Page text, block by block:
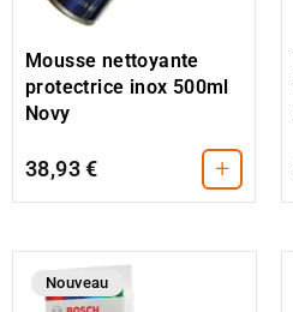
Mousse nettoyante
protectrice inox 500ml
Novy
38,93 € +
Nouveau